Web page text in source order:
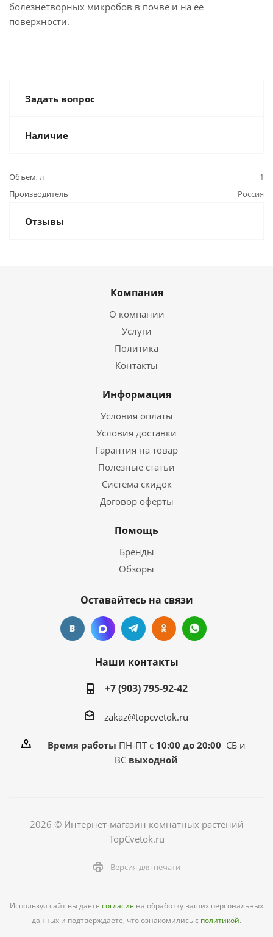
болезнетворных микробов в почве и на ее
поверхности.
Задать вопрос
Наличие
Объем, л
1
Производитель
Россия
Отзывы
Компания
О компании
Услуги
Политика
Контакты
Информация
Условия оплаты
Условия доставки
Гарантия на товар
Полезные статьи
Система скидок
Договор оферты
Помощь
Бренды
Обзоры
Оставайтесь на связи
Наши контакты
+7 (903) 795-92-42
zakaz@topcvetok.ru
Время работы ПН-ПТ с 10:00 до 20:00 СБ и
ВС выходной
2026 © Интернет-магазин комнатных растений
TopCvetok.ru
Версия для печати
Используя сайт вы даете согласие на обработку ваших персональных
данных и подтверждаете, что ознакомились с политикой.